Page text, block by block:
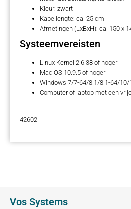
Kleur: zwart
Kabellengte: ca. 25 cm
Afmetingen (LxBxH): ca. 150 x
Systeemvereisten
Linux Kernel 2.6.38 of hoger
Mac OS 10.9.5 of hoger
Windows 7/7-64/8.1/8.1-64/10/
Computer of laptop met een
42602
Vos Systems